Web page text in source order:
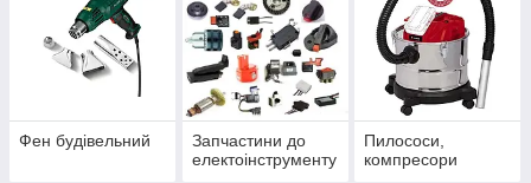
Фен будівельний
Запчастини до
електоінструменту
Пилососи,
компресори